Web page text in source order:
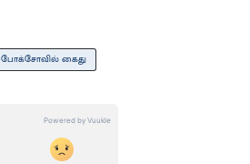
போக்சோவில் கைது